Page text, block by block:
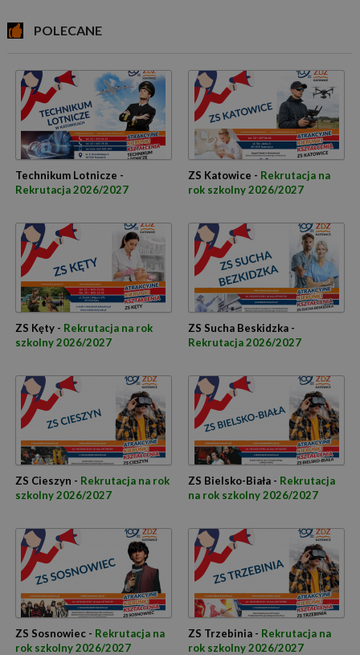
POLECANE
Technikum Lotnicze -
Rekrutacja 2026/2027
ZS Katowice - Rekrutacja na
rok szkolny 2026/2027
ZS Kęty - Rekrutacja na rok
szkolny 2026/2027
ZS Sucha Beskidzka -
Rekrutacja 2026/2027
ZS Cieszyn - Rekrutacja na rok
szkolny 2026/2027
ZS Bielsko-Biała - Rekrutacja
na rok szkolny 2026/2027
ZS Sosnowiec - Rekrutacja na
rok szkolny 2026/2027
ZS Trzebinia - Rekrutacja na
rok szkolny 2026/2027